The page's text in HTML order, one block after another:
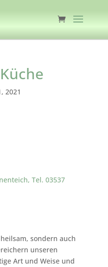
2021
Tel. 03537
sondern auch
unseren
Art und Weise und